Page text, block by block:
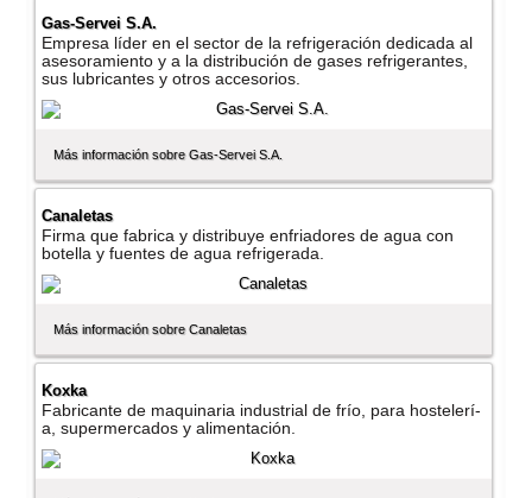
Gas-Servei S.A.
Empresa lí­der en el sector de la refrigeración dedicada al
asesoramiento y a la distribución de gases refrigerantes,
sus lubricantes y otros accesorios.
Más información sobre Gas-Servei S.A.
Canaletas
Firma que fabrica y distribuye enfriadores de agua con
botella y fuentes de agua refrigerada.
Más información sobre Canaletas
Koxka
Fabricante de maquinaria industrial de frí­o, para hostelerí­
a, supermercados y alimentación.